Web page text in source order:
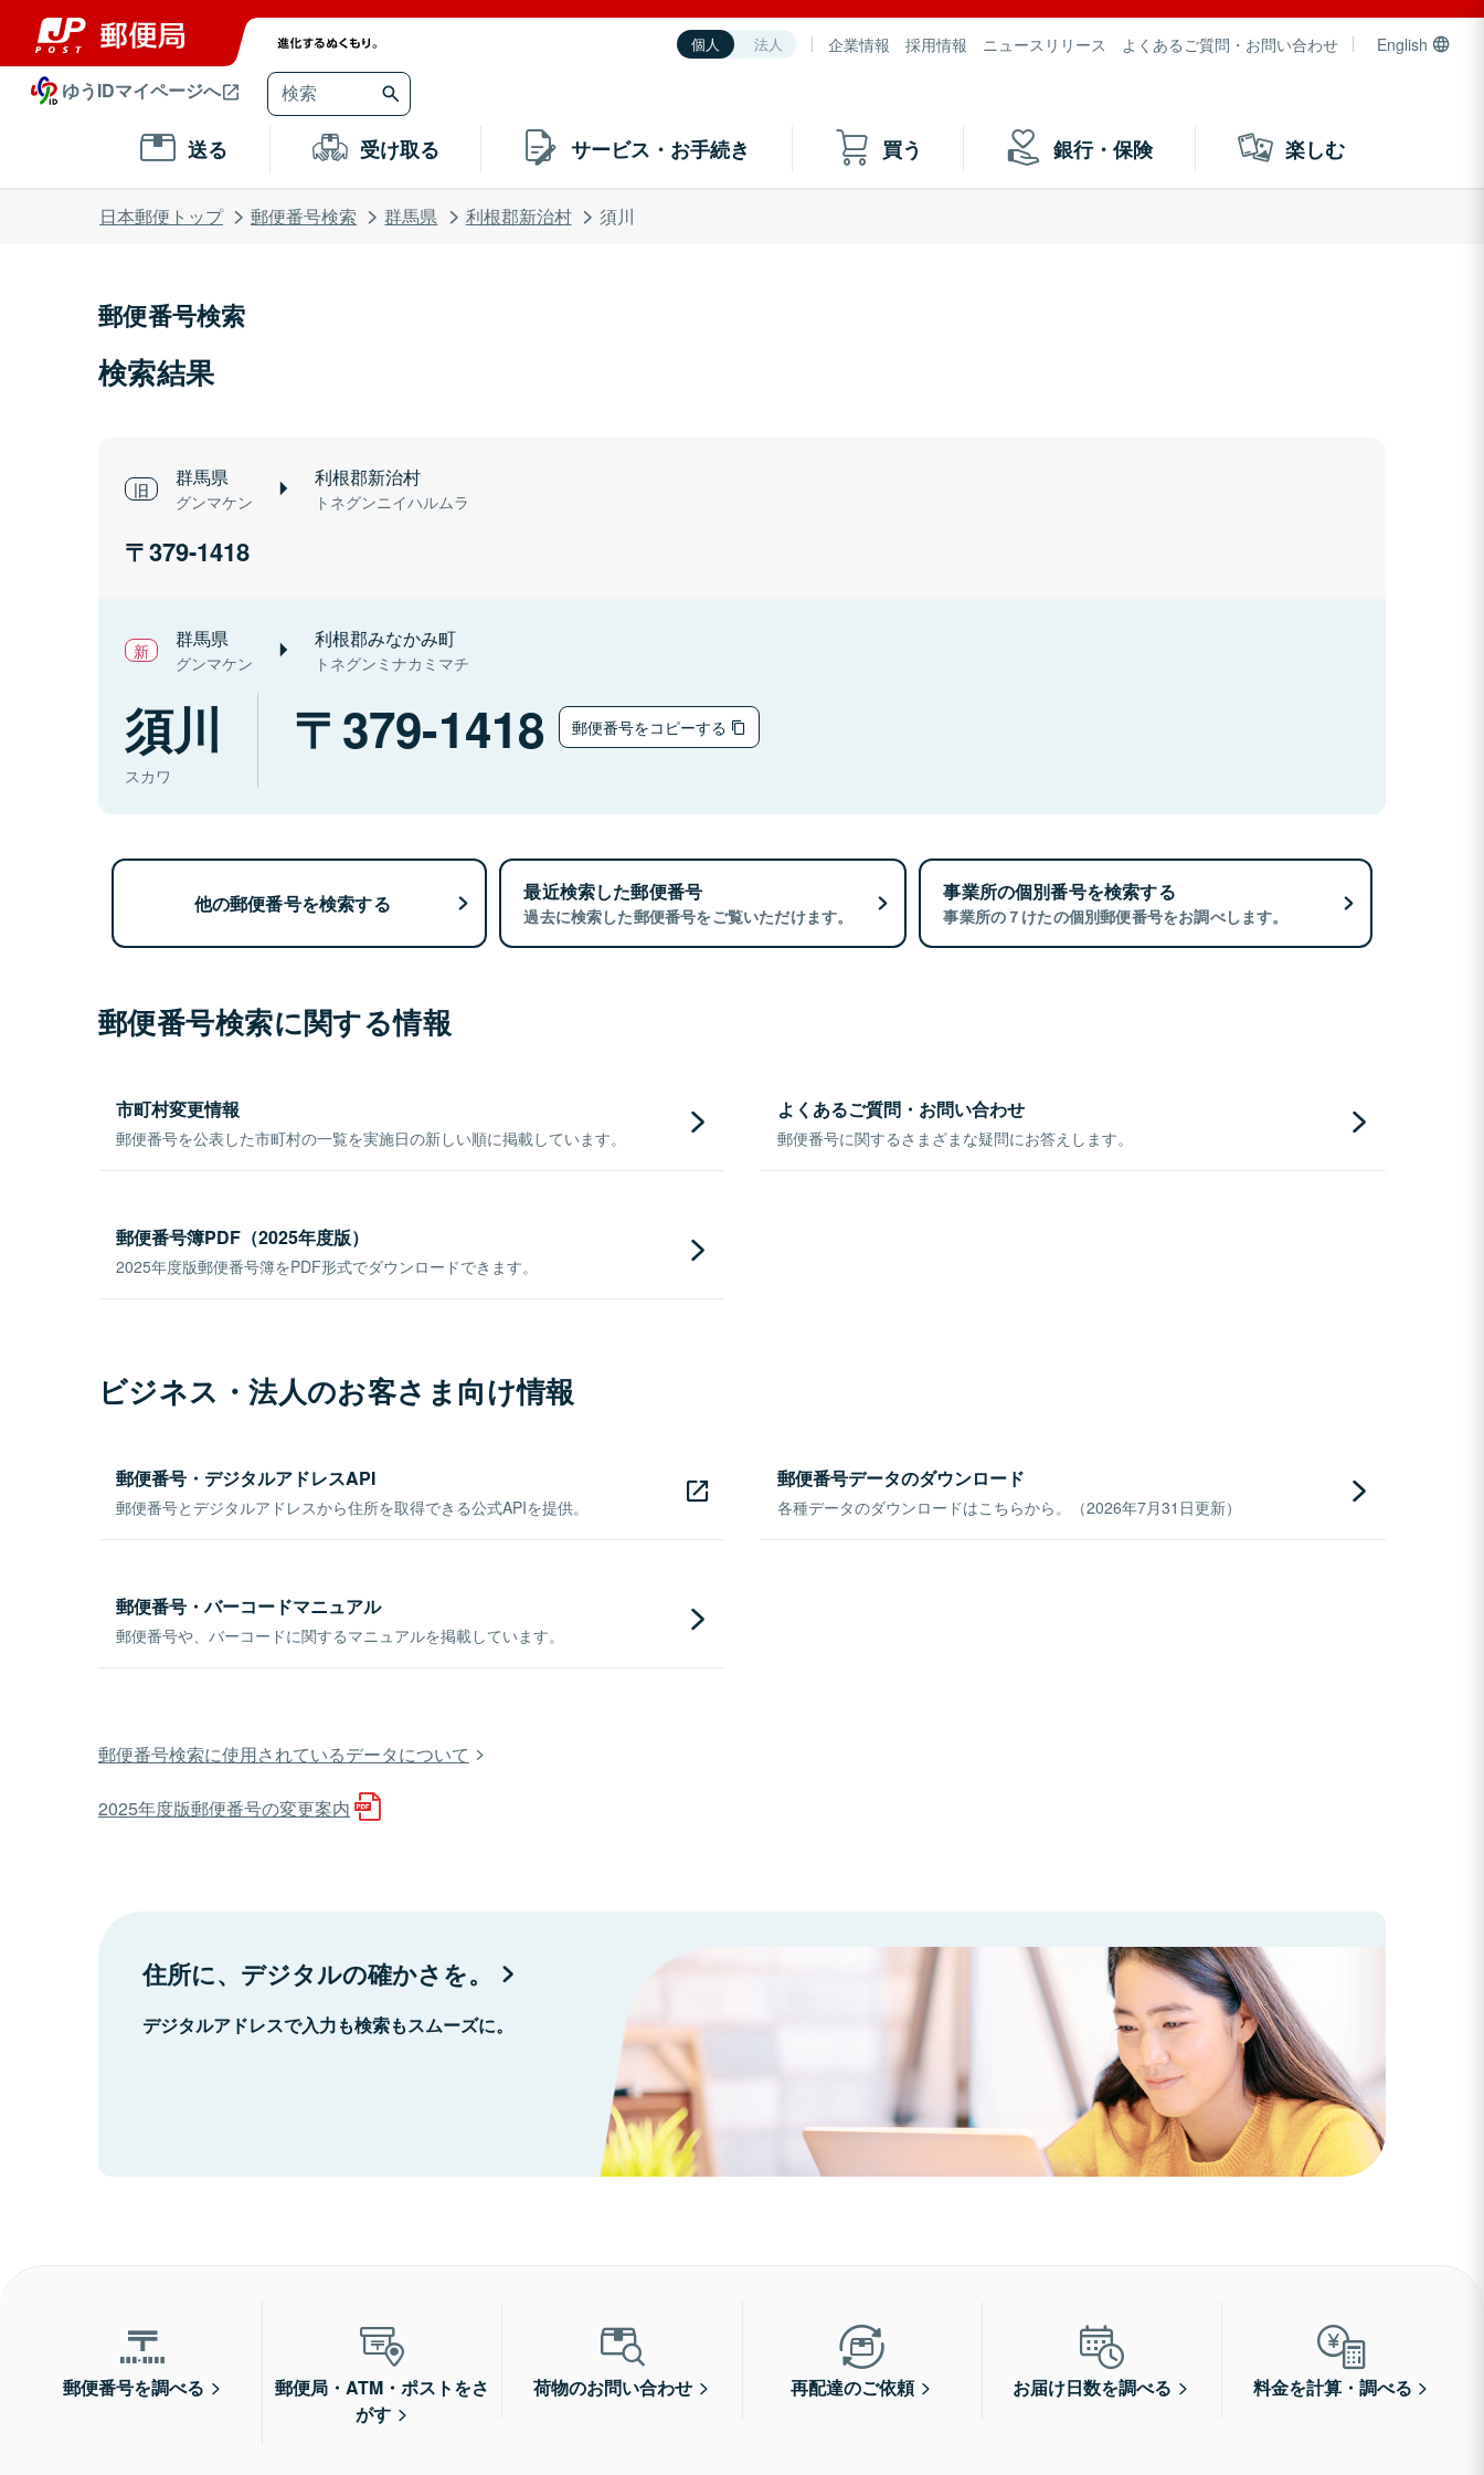
個人 法人 企業情報 採用情報 ニュースリリース よくあるご質問・お問い合わせ English
ゆうIDマイページへ
送る 受け取る サービス・お手続き 買う 銀行・保険 楽しむ
日本郵便トップ 郵便番号検索 群馬県 利根郡新治村 須川
郵便番号検索
検索結果
群馬県
グンマケン
利根郡新治村
トネグンニイハルムラ
379-1418
群馬県
グンマケン
利根郡みなかみ町
トネグンミナカミマチ
須川
スカワ
379-1418 郵便番号をコピーする
他の郵便番号を検索する 最近検索した郵便番号
過去に検索した郵便番号をご覧いただけます。
事業所の個別番号を検索する
事業所の７けたの個別郵便番号をお調べします。
郵便番号検索に関する情報
市町村変更情報
郵便番号を公表した市町村の一覧を実施日の新しい順に掲載しています。
よくあるご質問・お問い合わせ
郵便番号に関するさまざまな疑問にお答えします。
郵便番号簿PDF（2025年度版）
2025年度版郵便番号簿をPDF形式でダウンロードできます。
ビジネス・法人のお客さま向け情報
郵便番号・デジタルアドレスAPI
郵便番号とデジタルアドレスから住所を取得できる公式APIを提供。
郵便番号データのダウンロード
各種データのダウンロードはこちらから。（2026年7月31日更新）
郵便番号・バーコードマニュアル
郵便番号や、バーコードに関するマニュアルを掲載しています。
郵便番号検索に使用されているデータについて
2025年度版郵便番号の変更案内
住所に、デジタルの確かさを。
デジタルアドレスで入力も検索もスムーズに。
郵便番号を調べる
郵便局・ATM・ポストをさ
がす
荷物のお問い合わせ 再配達のご依頼 お届け日数を調べる 料金を計算・調べる